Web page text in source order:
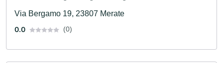
Via Bergamo 19, 23807 Merate
0.0
(0)